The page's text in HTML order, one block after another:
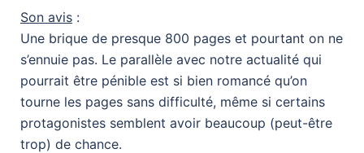
Son avis :
Une brique de presque 800 pages et pourtant on ne
s’ennuie pas. Le parallèle avec notre actualité qui
pourrait être pénible est si bien romancé qu’on
tourne les pages sans difficulté, même si certains
protagonistes semblent avoir beaucoup (peut-être
trop) de chance.